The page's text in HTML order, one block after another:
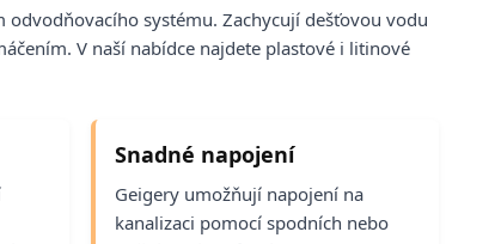
odvodňovacího systému. Zachycují dešťovou vodu
V naší nabídce najdete plastové i litinové
Snadné napojení
Geigery umožňují napojení na
kanalizaci pomocí spodních nebo